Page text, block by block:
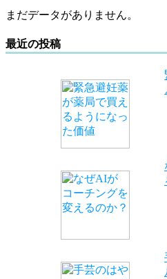
まだデータがありません。
最近の投稿